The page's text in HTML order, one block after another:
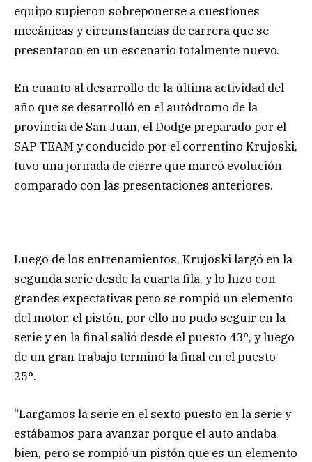
equipo supieron sobreponerse a cuestiones
mecánicas y circunstancias de carrera que se
presentaron en un escenario totalmente nuevo.
En cuanto al desarrollo de la última actividad del
año que se desarrolló en el autódromo de la
provincia de San Juan, el Dodge preparado por el
SAP TEAM y conducido por el correntino Krujoski,
tuvo una jornada de cierre que marcó evolución
comparado con las presentaciones anteriores.
Luego de los entrenamientos, Krujoski largó en la
segunda serie desde la cuarta fila, y lo hizo con
grandes expectativas pero se rompió un elemento
del motor, el pistón, por ello no pudo seguir en la
serie y en la final salió desde el puesto 43°, y luego
de un gran trabajo terminó la final en el puesto
25°.
“Largamos la serie en el sexto puesto en la serie y
estábamos para avanzar porque el auto andaba
bien, pero se rompió un pistón que es un elemento